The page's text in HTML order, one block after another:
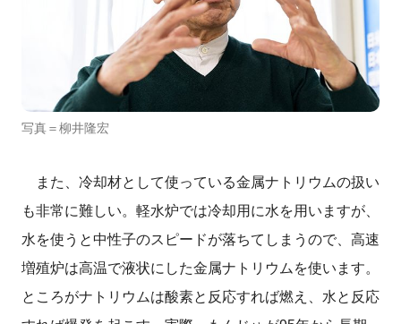
写真＝柳井隆宏
また、冷却材として使っている金属ナトリウムの扱い
も非常に難しい。軽水炉では冷却用に水を用いますが、
水を使うと中性子のスピードが落ちてしまうので、高速
増殖炉は高温で液状にした金属ナトリウムを使います。
ところがナトリウムは酸素と反応すれば燃え、水と反応